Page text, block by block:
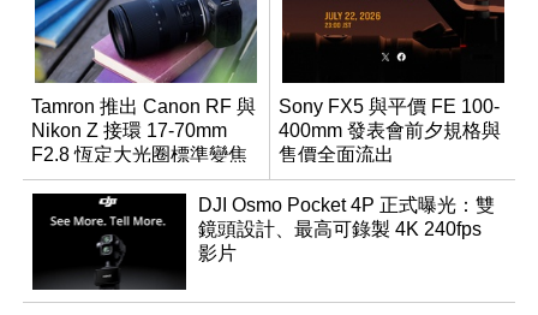
Tamron 推出 Canon RF 與
Nikon Z 接環 17-70mm
F2.8 恆定大光圈標準變焦
鏡
Sony FX5 與平價 FE 100-
400mm 發表會前夕規格與
售價全面流出
DJI Osmo Pocket 4P 正式曝光：雙
鏡頭設計、最高可錄製 4K 240fps
影片